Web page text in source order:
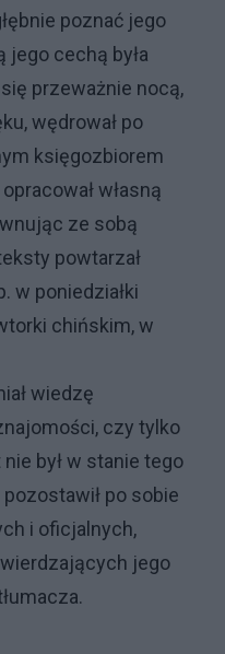
poznać jego
jego cechą była
przeważnie nocą,
wędrował po
księgozbiorem
własną
ze sobą
powtarzał
w poniedziałki
chińskim, w
wiedzę
czy tylko
był w stanie tego
po sobie
i oficjalnych,
jego